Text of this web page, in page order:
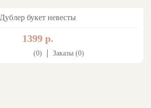
Дублер букет невесты
1399 р.
(0) Заказы (0)